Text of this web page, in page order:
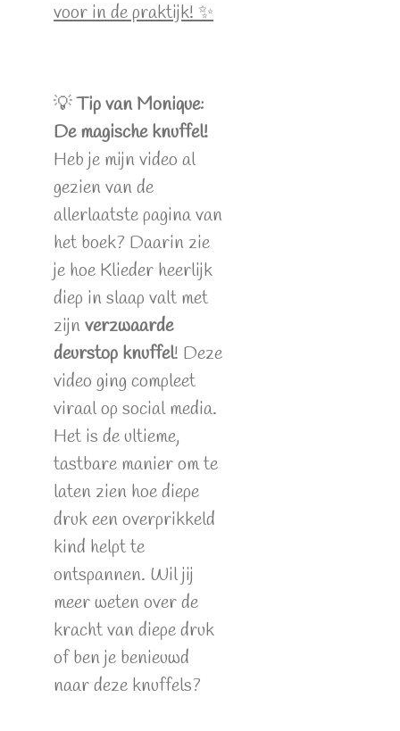
voor in de praktijk! ✨
💡Tip van Monique:
De magische knuffel!
Heb je mijn video al
gezien van de
allerlaatste pagina van
het boek? Daarin zie
je hoe Klieder heerlijk
diep in slaap valt met
zijnverzwaarde
deurstop knuffel! Deze
video ging compleet
viraal op social media.
Het is de ultieme,
tastbare manier om te
laten zien hoe diepe
druk een overprikkeld
kind helpt te
ontspannen. Wil jij
meer weten over de
kracht van diepe druk
of ben je benieuwd
naar deze knuffels?